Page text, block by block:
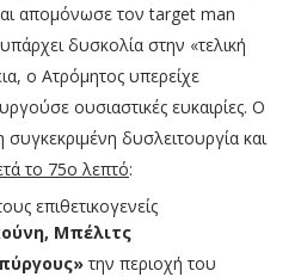
απομόνωσε τον target man
δυσκολία στην «τελική
ο Ατρόμητος υπερείχε
ουσιαστικές ευκαιρίες. Ο
δυσλειτουργία και
το 75ο λεπτό:
επιθετικογενείς
Μπέλιτς
την περιοχή του